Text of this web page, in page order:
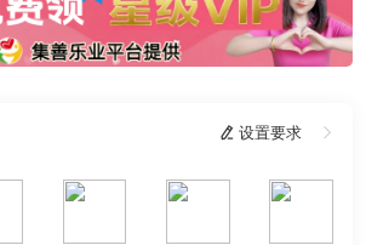
 设置要求 